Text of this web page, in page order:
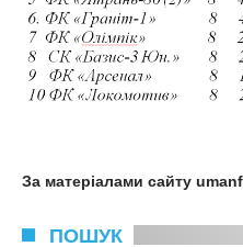
За матеріалами сайту
ПОШУК